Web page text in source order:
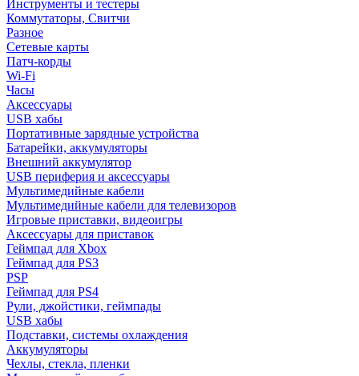
Инструменты и тестеры
Коммутаторы, Свитчи
Разное
Сетевые карты
Патч-корды
Wi-Fi
Часы
Аксессуары
USB хабы
Портативные зарядные устройства
Батарейки, аккумуляторы
Внешний аккумулятор
USB периферия и аксессуары
Мультимедийные кабели
Мультимедийные кабели для телевизоров
Игровые приставки, видеоигры
Аксессуары для приставок
Геймпад для Xbox
Геймпад для PS3
PSP
Геймпад для PS4
Рули, джойстики, геймпады
USB хабы
Подставки, системы охлаждения
Аккумуляторы
Чехлы, стекла, пленки